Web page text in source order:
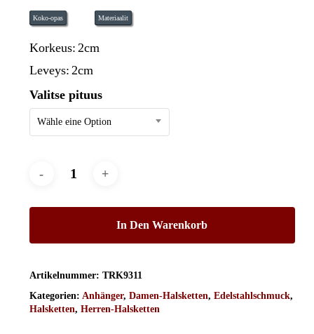
Koko-opas Materiaalit
Korkeus: 2cm
Leveys: 2cm
Valitse pituus
Wähle eine Option
In Den Warenkorb
Artikelnummer: TRK9311
Kategorien: Anhänger, Damen-Halsketten, Edelstahlschmuck,
Halsketten, Herren-Halsketten